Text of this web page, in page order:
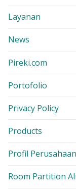
Layanan
News
Pireki.com
Portofolio
Privacy Policy
Products
Profil Perusahaan
Room Partition